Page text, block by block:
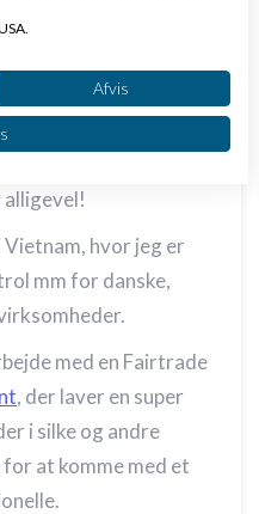
Vietnam, hvor jeg er
mm for danske,
med en Fairtrade
, der laver en super
i silke og andre
at komme med et
til at vælge
indhold
indhold
Afvis